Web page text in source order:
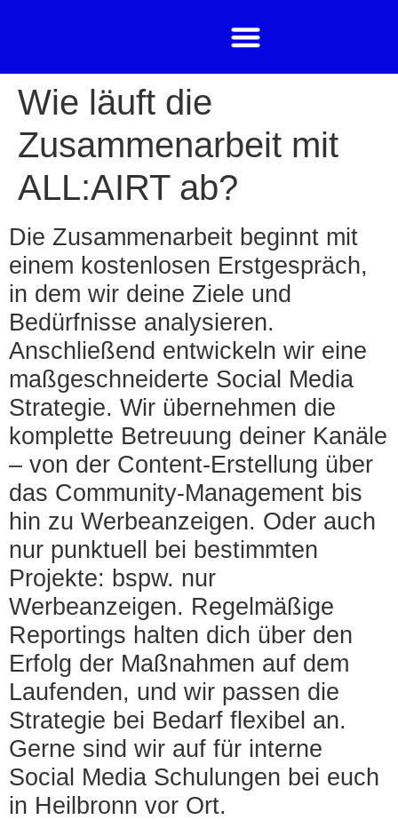
Wie läuft die
Zusammenarbeit mit
ALL:AIRT ab?
Die Zusammenarbeit beginnt mit
einem kostenlosen Erstgespräch,
in dem wir deine Ziele und
Bedürfnisse analysieren.
Anschließend entwickeln wir eine
maßgeschneiderte Social Media
Strategie. Wir übernehmen die
komplette Betreuung deiner Kanäle
– von der Content-Erstellung über
das Community-Management bis
hin zu Werbeanzeigen. Oder auch
nur punktuell bei bestimmten
Projekte: bspw. nur
Werbeanzeigen. Regelmäßige
Reportings halten dich über den
Erfolg der Maßnahmen auf dem
Laufenden, und wir passen die
Strategie bei Bedarf flexibel an.
Gerne sind wir auf für interne
Social Media Schulungen bei euch
in Heilbronn vor Ort.